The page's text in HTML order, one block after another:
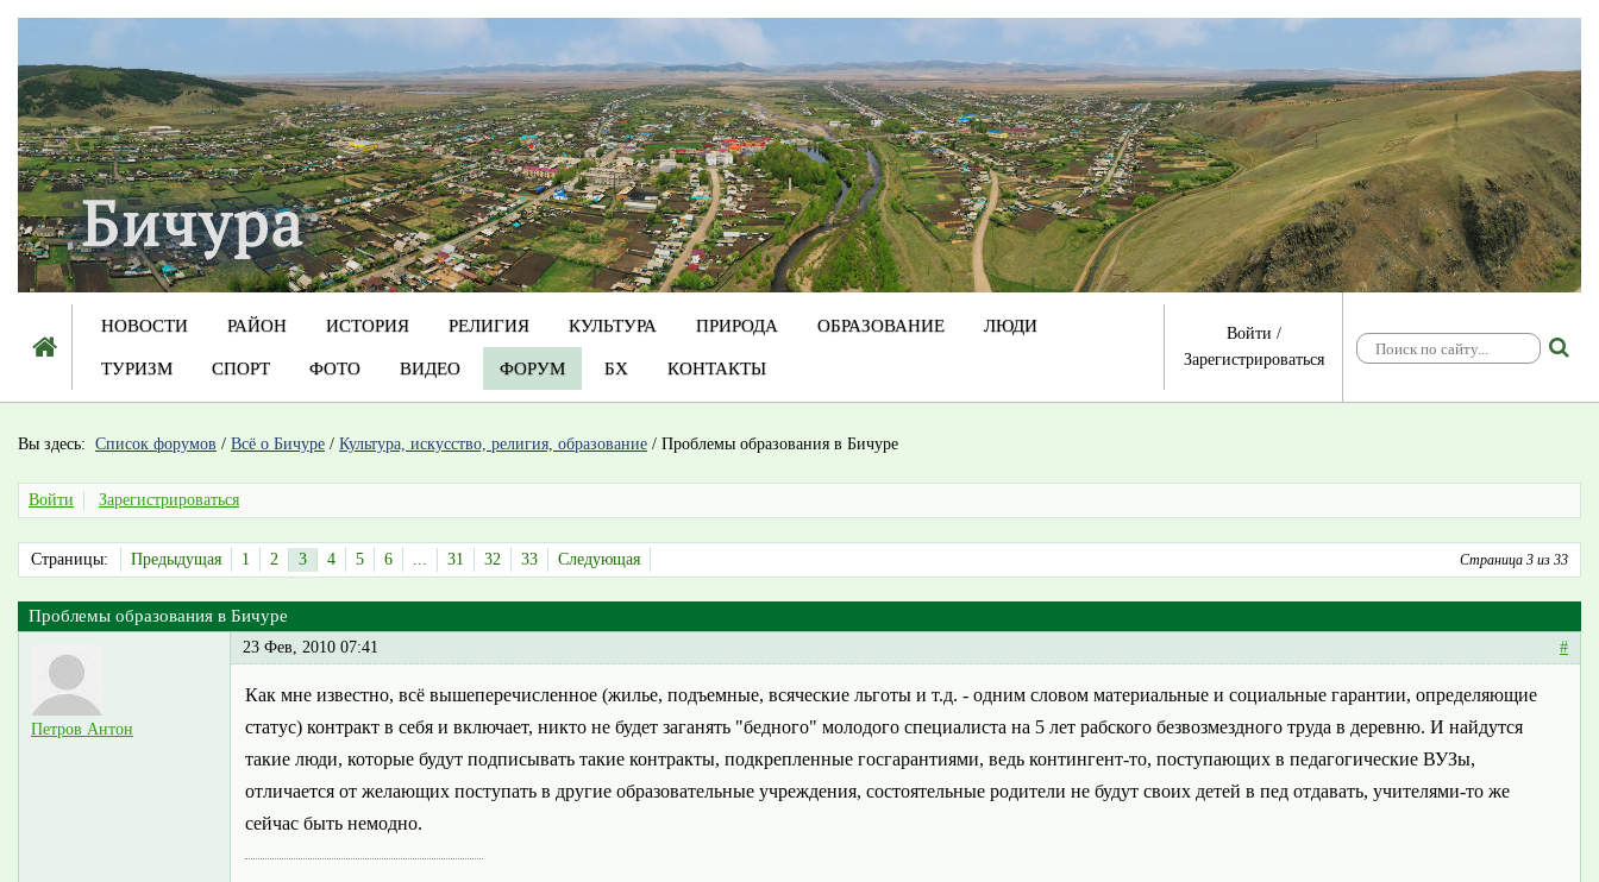
НОВОСТИ РАЙОН ИСТОРИЯ РЕЛИГИЯ КУЛЬТУРА ПРИРОДА ОБРАЗОВАНИЕ ЛЮДИ
ТУРИЗМ СПОРТ ФОТО ВИДЕО ФОРУМ БХ КОНТАКТЫ
Войти /
Зарегистрироваться
Вы здесь: Список форумов / Всё о Бичуре / Культура, искусство, религия, образование / Проблемы образования в Бичуре
Войти Зарегистрироваться
Страница 3 из 33
Страницы: Предыдущая 1 2 3 4 5 6 31 32 33 Следующая
Проблемы образования в Бичуре
Петров Антон
23 Фев, 2010 07:41 #
Как мне известно, всё вышеперечисленное (жилье, подъемные, всяческие льготы и т.д. - одним словом материальные и социальные гарантии, определяющие
статус) контракт в себя и включает, никто не будет заганять "бедного" молодого специалиста на 5 лет рабского безвозмездного труда в деревню. И найдутся
такие люди, которые будут подписывать такие контракты, подкрепленные госгарантиями, ведь контингент-то, поступающих в педагогические ВУЗы,
отличается от желающих поступать в другие образовательные учреждения, состоятельные родители не будут своих детей в пед отдавать, учителями-то же
сейчас быть немодно.